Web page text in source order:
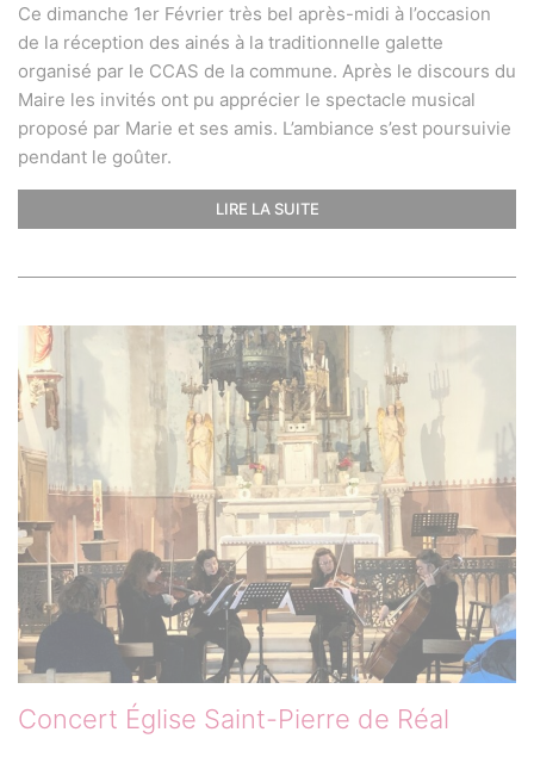
Ce dimanche 1er Février très bel après-midi à l’occasion
de la réception des ainés à la traditionnelle galette
organisé par le CCAS de la commune. Après le discours du
Maire les invités ont pu apprécier le spectacle musical
proposé par Marie et ses amis. L’ambiance s’est poursuivie
pendant le goûter.
LIRE LA SUITE
Concert Église Saint-Pierre de Réal